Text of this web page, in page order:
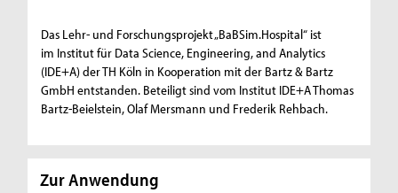
Das Lehr- und Forschungsprojekt „BaBSim.Hospital“ ist
im Institut für Data Science, Engineering, and Analytics
(IDE+A) der TH Köln in Kooperation mit der Bartz & Bartz
GmbH entstanden. Beteiligt sind vom Institut IDE+A Thomas
Bartz-Beielstein, Olaf Mersmann und Frederik Rehbach.
Zur Anwendung